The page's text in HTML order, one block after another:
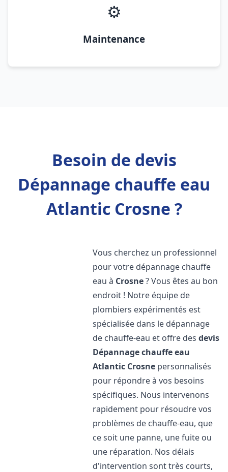
⚙️
Maintenance
Besoin de devis
Dépannage chauffe eau
Atlantic Crosne ?
Vous cherchez un professionnel
pour votre dépannage chauffe
eau à Crosne? Vous êtes au bon
endroit ! Notre équipe de
plombiers expérimentés est
spécialisée dans le dépannage
de chauffe-eau et offre desdevis
Dépannage chauffe eau
Atlantic Crosne personnalisés
pour répondre à vos besoins
spécifiques. Nous intervenons
rapidement pour résoudre vos
problèmes de chauffe-eau, que
ce soit une panne, une fuite ou
une réparation. Nos délais
d'intervention sont très courts,